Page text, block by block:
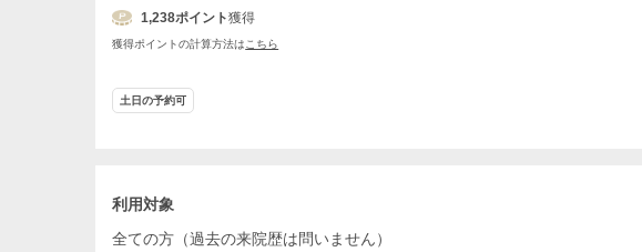
1,238ポイント獲得
獲得ポイントの計算方法は こちら
土日の予約可
利用対象
全ての方（過去の来院歴は問いません）